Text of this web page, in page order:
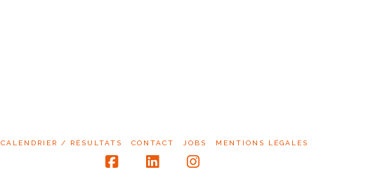
CALENDRIER / RÉSULTATS CONTACT JOBS MENTIONS LÉGALES